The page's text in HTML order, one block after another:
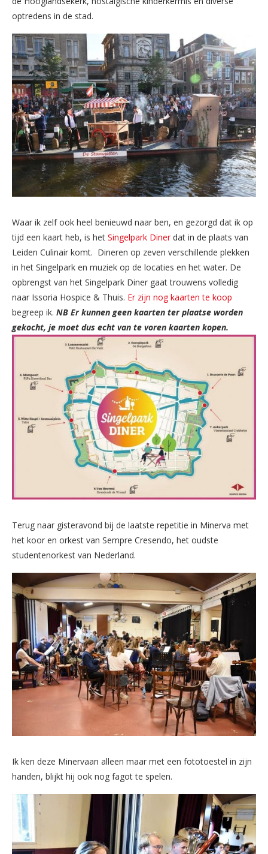
optredens in de stad.
Waar ik zelf ook heel benieuwd naar ben, en gezorgd dat ik op
tijd een kaart heb, is het Singelpark Dinerdat in de plaats van
Leiden Culinair komt. Dineren op zeven verschillende plekken
in het Singelpark en muziek op de locaties en het water. De
opbrengst van het Singelpark Diner gaat trouwens volledig
naar Issoria Hospice & Thuis. Er zijn nog kaarten te koop
begreep ik. NB Er kunnen geen kaarten ter plaatse worden
gekocht, je moet dus echt van te voren kaarten kopen.
Terug naar gisteravond bij de laatste repetitie in Minerva met
het koor en orkest van Sempre Cresendo, het oudste
studentenorkest van Nederland.
Ik ken deze Minervaan alleen maar met een fototoestel in zijn
handen, blijkt hij ook nog fagot te spelen.